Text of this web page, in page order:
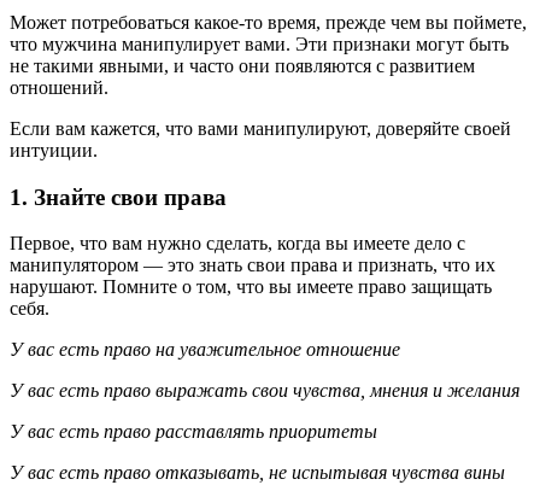
Может потребоваться какое-то время, прежде чем вы поймете,
что мужчина манипулирует вами. Эти признаки могут быть
не такими явными, и часто они появляются с развитием
отношений.
Если вам кажется, что вами манипулируют, доверяйте своей
интуиции.
1. Знайте свои права
Первое, что вам нужно сделать, когда вы имеете дело с
манипулятором — это знать свои права и признать, что их
нарушают. Помните о том, что вы имеете право защищать
себя.
У вас есть право на уважительное отношение
У вас есть право выражать свои чувства, мнения и желания
У вас есть право расставлять приоритеты
У вас есть право отказывать, не испытывая чувства вины